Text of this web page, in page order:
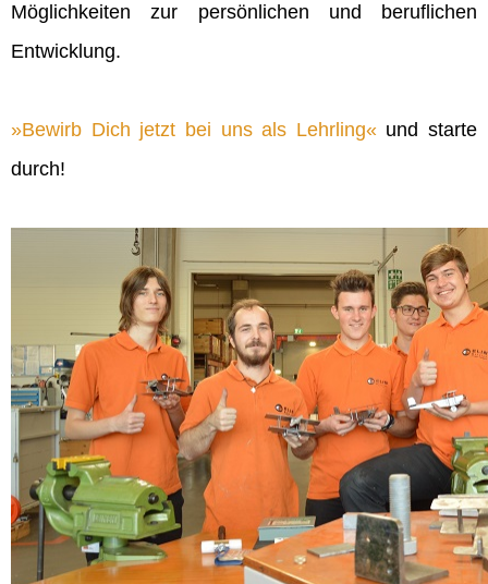
Möglichkeiten zur persönlichen und beruflichen
Entwicklung.
Bewirb Dich jetzt bei uns als Lehrling und starte
durch!